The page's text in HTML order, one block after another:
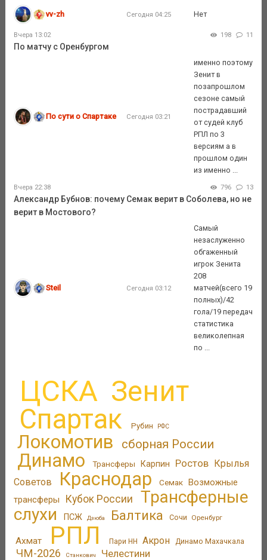
vv-zh Сегодня 04:25 Нет
Вчера 13:02 198 11
По матчу с Оренбургом
По сути о Спартаке Сегодня 03:21
именно поэтому
Зенит в
позапрошлом
сезоне самый
пострадавший
от судей клуб
РПЛ по 3
версиям а в
прошлом один
из именно ...
Вчера 22:38 796 13
Александр Бубнов: почему Семак верит в Соболева, но не
верит в Мостового?
Steil Сегодня 03:12
Самый
незаслуженно
обгаженный
игрок Зенита
208
матчей(всего 19
полных)/42
гола/19 передач
статистика
великолепная
по ...
ЦСКА Зенит
Спартак Рубин РФС
Локомотив сборная России
Динамо Трансферы Карпин Ростов Крылья
Советов
Краснодар Семак Возможные
трансферы
Кубок России
Трансферные
слухи
ПСЖ Дзюба Балтика Сочи Оренбург
Ахмат РПЛ Пари НН Акрон Динамо Махачкала
ЧМ-2026 Станкович Челестини